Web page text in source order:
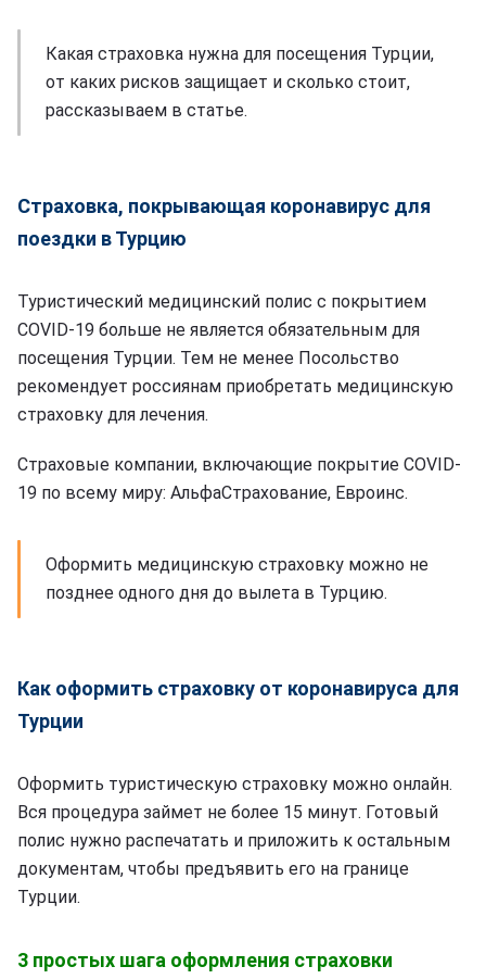
Какая страховка нужна для посещения Турции,
от каких рисков защищает и сколько стоит,
рассказываем в статье.
Страховка, покрывающая коронавирус для
поездки в Турцию
Туристический медицинский полис с покрытием
COVID-19 больше не является обязательным для
посещения Турции. Тем не менее Посольство
рекомендует россиянам приобретать медицинскую
страховку для лечения.
Страховые компании, включающие покрытие COVID-
19 по всему миру: АльфаСтрахование, Евроинс.
Оформить медицинскую страховку можно не
позднее одного дня до вылета в Турцию.
Как оформить страховку от коронавируса для
Турции
Оформить туристическую страховку можно онлайн.
Вся процедура займет не более 15 минут. Готовый
полис нужно распечатать и приложить к остальным
документам, чтобы предъявить его на границе
Турции.
3 простых шага оформления страховки